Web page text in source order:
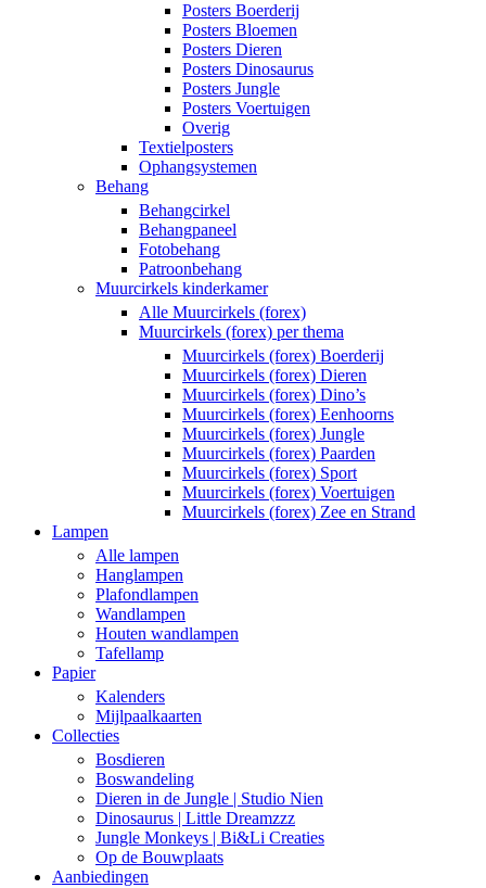
Posters Boerderij
Posters Bloemen
Posters Dieren
Posters Dinosaurus
Posters Jungle
Posters Voertuigen
Overig
Textielposters
Ophangsystemen
Behang
Behangcirkel
Behangpaneel
Fotobehang
Patroonbehang
Muurcirkels kinderkamer
Alle Muurcirkels (forex)
Muurcirkels (forex) per thema
Muurcirkels (forex) Boerderij
Muurcirkels (forex) Dieren
Muurcirkels (forex) Dino’s
Muurcirkels (forex) Eenhoorns
Muurcirkels (forex) Jungle
Muurcirkels (forex) Paarden
Muurcirkels (forex) Sport
Muurcirkels (forex) Voertuigen
Muurcirkels (forex) Zee en Strand
Lampen
Alle lampen
Hanglampen
Plafondlampen
Wandlampen
Houten wandlampen
Tafellamp
Papier
Kalenders
Mijlpaalkaarten
Collecties
Bosdieren
Boswandeling
Dieren in de Jungle | Studio Nien
Dinosaurus | Little Dreamzzz
Jungle Monkeys | Bi&Li Creaties
Op de Bouwplaats
Aanbiedingen